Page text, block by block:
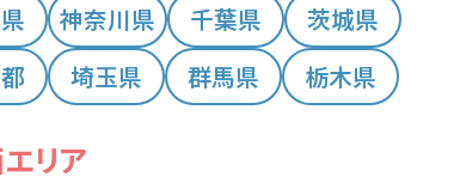
神奈川県 千葉県
茨城県
埼玉県 群馬県 栃木県
リア